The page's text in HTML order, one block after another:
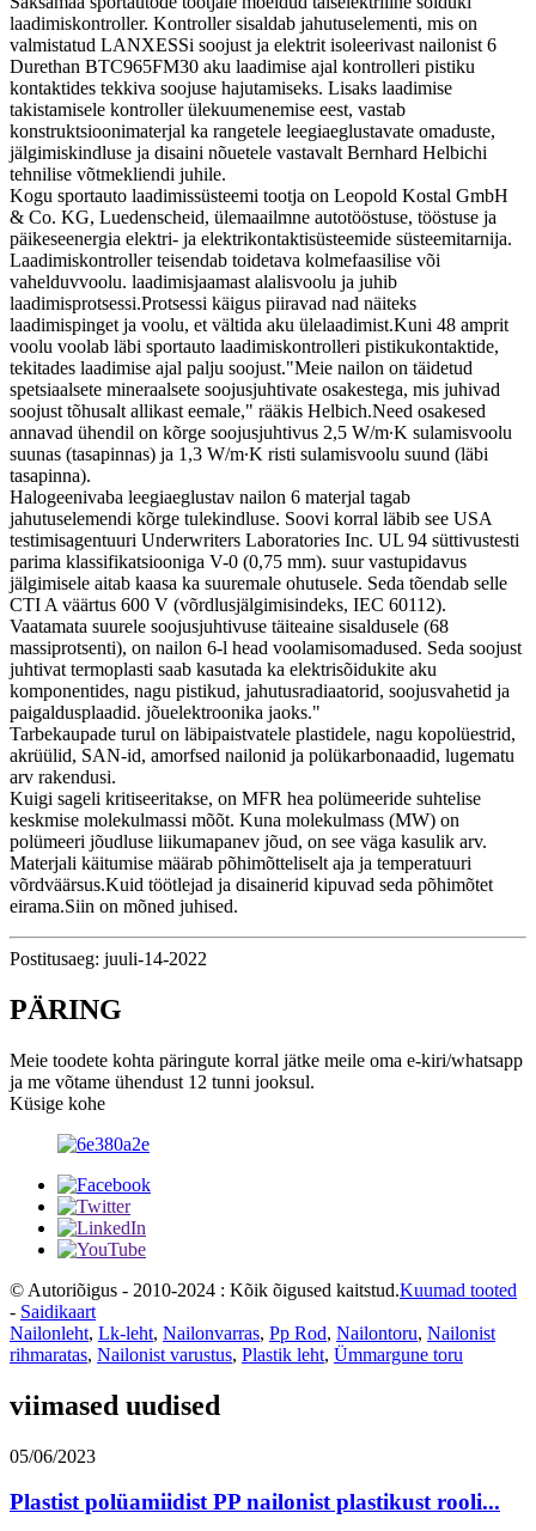
laadimiskontroller. Kontroller sisaldab jahutuselementi, mis on
valmistatud LANXESSi soojust ja elektrit isoleerivast nailonist 6
Durethan BTC965FM30 aku laadimise ajal kontrolleri pistiku
kontaktides tekkiva soojuse hajutamiseks. Lisaks laadimise
takistamisele kontroller ülekuumenemise eest, vastab
konstruktsioonimaterjal ka rangetele leegiaeglustavate omaduste,
jälgimiskindluse ja disaini nõuetele vastavalt Bernhard Helbichi
tehnilise võtmekliendi juhile.
Kogu sportauto laadimissüsteemi tootja on Leopold Kostal GmbH
& Co. KG, Luedenscheid, ülemaailmne autotööstuse, tööstuse ja
päikeseenergia elektri- ja elektrikontaktisüsteemide süsteemitarnija.
Laadimiskontroller teisendab toidetava kolmefaasilise või
vahelduvvoolu. laadimisjaamast alalisvoolu ja juhib
laadimisprotsessi.Protsessi käigus piiravad nad näiteks
laadimispinget ja voolu, et vältida aku ülelaadimist.Kuni 48 amprit
voolu voolab läbi sportauto laadimiskontrolleri pistikukontaktide,
tekitades laadimise ajal palju soojust."Meie nailon on täidetud
spetsiaalsete mineraalsete soojusjuhtivate osakestega, mis juhivad
soojust tõhusalt allikast eemale," rääkis Helbich.Need osakesed
annavad ühendil on kõrge soojusjuhtivus 2,5 W/m∙K sulamisvoolu
suunas (tasapinnas) ja 1,3 W/m∙K risti sulamisvoolu suund (läbi
tasapinna).
Halogeenivaba leegiaeglustav nailon 6 materjal tagab
jahutuselemendi kõrge tulekindluse. Soovi korral läbib see USA
testimisagentuuri Underwriters Laboratories Inc. UL 94 süttivustesti
parima klassifikatsiooniga V-0 (0,75 mm). suur vastupidavus
jälgimisele aitab kaasa ka suuremale ohutusele. Seda tõendab selle
CTI A väärtus 600 V (võrdlusjälgimisindeks, IEC 60112).
Vaatamata suurele soojusjuhtivuse täiteaine sisaldusele (68
massiprotsenti), on nailon 6-l head voolamisomadused. Seda soojust
juhtivat termoplasti saab kasutada ka elektrisõidukite aku
komponentides, nagu pistikud, jahutusradiaatorid, soojusvahetid ja
paigaldusplaadid. jõuelektroonika jaoks."
Tarbekaupade turul on läbipaistvatele plastidele, nagu kopolüestrid,
akrüülid, SAN-id, amorfsed nailonid ja polükarbonaadid, lugematu
arv rakendusi.
Kuigi sageli kritiseeritakse, on MFR hea polümeeride suhtelise
keskmise molekulmassi mõõt. Kuna molekulmass (MW) on
polümeeri jõudluse liikumapanev jõud, on see väga kasulik arv.
Materjali käitumise määrab põhimõtteliselt aja ja temperatuuri
võrdväärsus.Kuid töötlejad ja disainerid kipuvad seda põhimõtet
eirama.Siin on mõned juhised.
Postitusaeg: juuli-14-2022
PÄRING
Meie toodete kohta päringute korral jätke meile oma e-kiri/whatsapp
ja me võtame ühendust 12 tunni jooksul.
Küsige kohe
© Autoriõigus - 2010-2024 : Kõik õigused kaitstud.Kuumad tooted
- Saidikaart
Nailonleht, Lk-leht, Nailonvarras, Pp Rod, Nailontoru, Nailonist
rihmaratas, Nailonist varustus, Plastik leht, Ümmargune toru
viimased uudised
05/06/2023
Plastist polüamiidist PP nailonist plastikust rooli...